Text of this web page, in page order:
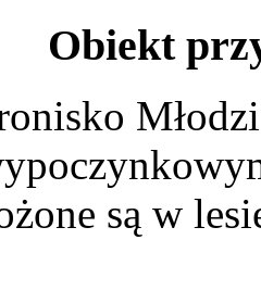
Obiekt
są w